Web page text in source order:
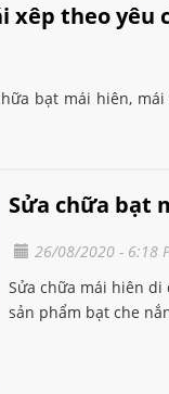
xêp theo yêu
bạt mái hiên, mái
Sửa chữa bạt
26/08/2020 - 6:18
Sửa chữa mái hiên di
sản phẩm bạt che